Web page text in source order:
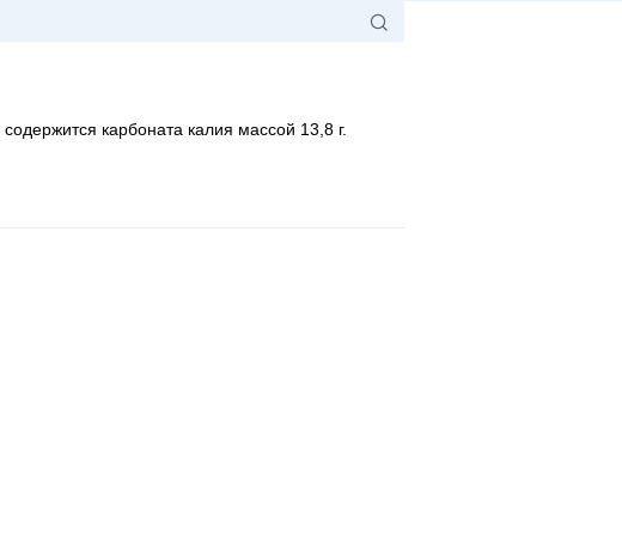
карбоната калия массой 13,8 г.